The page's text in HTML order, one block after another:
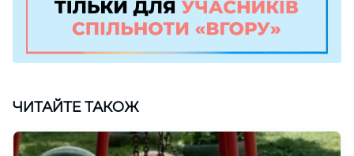
ЧИТАЙТЕ ТАКОЖ